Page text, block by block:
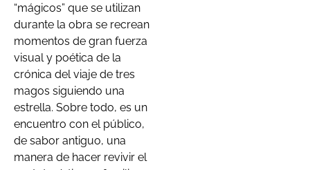
“mágicos” que se utilizan
durante la obra se recrean
momentos de gran fuerza
visual y poética de la
crónica del viaje de tres
magos siguiendo una
estrella. Sobre todo, es un
encuentro con el público,
de sabor antiguo, una
manera de hacer revivir el